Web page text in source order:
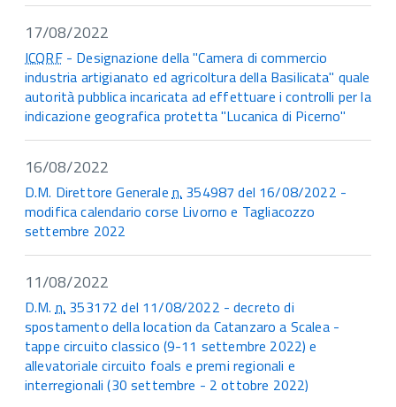
17/08/2022
ICQRF- Designazione della "Camera di commercio
industria artigianato ed agricoltura della Basilicata" quale
autorità pubblica incaricata ad effettuare i controlli per la
indicazione geografica protetta "Lucanica di Picerno"
16/08/2022
D.M. Direttore Generalen. 354987 del 16/08/2022 -
modifica calendario corse Livorno e Tagliacozzo
settembre 2022
11/08/2022
D.M.n. 353172 del 11/08/2022 - decreto di
spostamento della location da Catanzaro a Scalea -
tappe circuito classico (9-11 settembre 2022) e
allevatoriale circuito foals e premi regionali e
interregionali (30 settembre - 2 ottobre 2022)